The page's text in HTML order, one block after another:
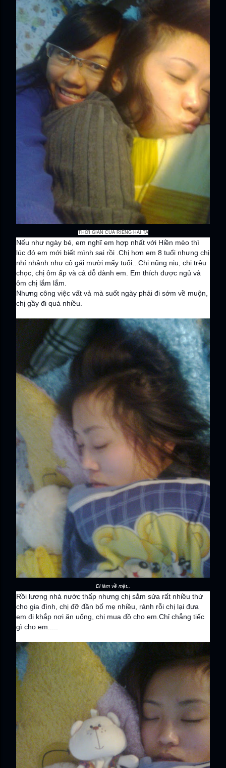
THỜI GIAN CỦA RIÊNG HAI TA
Nếu như ngày bé, em nghĩ em hợp nhất với Hiền mèo thì
lúc đó em mới biết mình sai rồi .Chị hơn em 8 tuổi nhưng chị
nhí nhảnh như cô gái mười mấy tuổi...Chị nũng nịu, chị trêu
chọc, chị ôm ấp và cả dỗ dành em. Em thích được ngủ và
ôm chị lắm lắm.
Nhưng công việc vất vả mà suốt ngày phải đi sớm về muộn,
chị gầy đi quá nhiều.
Đi làm về mệt..
Rồi lương nhà nước thấp nhưng chị sắm sửa rất nhiều thứ
cho gia đình, chị đỡ đần bố mẹ nhiều, rảnh rỗi chị lại đưa
em đi khắp nơi ăn uống, chị mua đồ cho em.Chỉ chẳng tiếc
gì cho em.....